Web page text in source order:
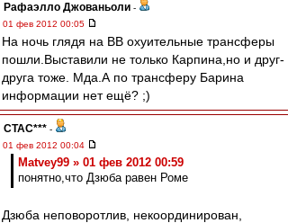
Рафаэлло Джованьоли -
01 фев 2012 00:05
На ночь глядя на ВВ охуительные трансферы
пошли.Выставили не только Карпина,но и друг-
друга тоже. Мда.А по трансферу Барина
информации нет ещё? ;)
CTAC*** -
01 фев 2012 00:04
Matvey99 » 01 фев 2012 00:59
понятно,что Дзюба равен Роме
Дзюба неповоротлив, некоординирован,